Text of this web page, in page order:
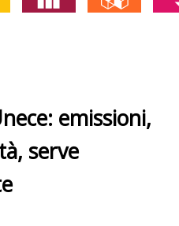
emissioni,
serve